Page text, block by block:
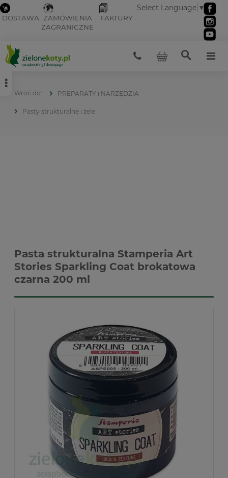
DOSTAWA ZAMÓWIENIA
ZAGRANICZNE
FAKTURY
Select Language ▼
PREPARATY i NARZĘDZIA
Pasty strukturalne i żele
Pasta strukturalna Stamperia Art
Stories Sparkling Coat brokatowa
czarna 200 ml